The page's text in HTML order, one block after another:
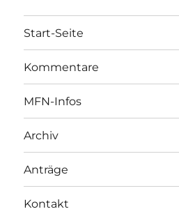
Start-Seite
Kommentare
MFN-Infos
Archiv
Anträge
Kontakt